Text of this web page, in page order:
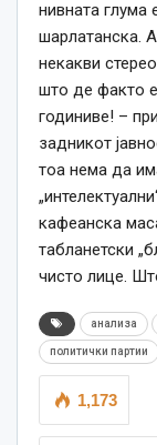
нивната глума
шарлатанска.
некакви
што де факто е
годиниве! –
задникот
тоа нема да
кафеанска
табланетски
чисто лице.
анализа
политички партии
1,173